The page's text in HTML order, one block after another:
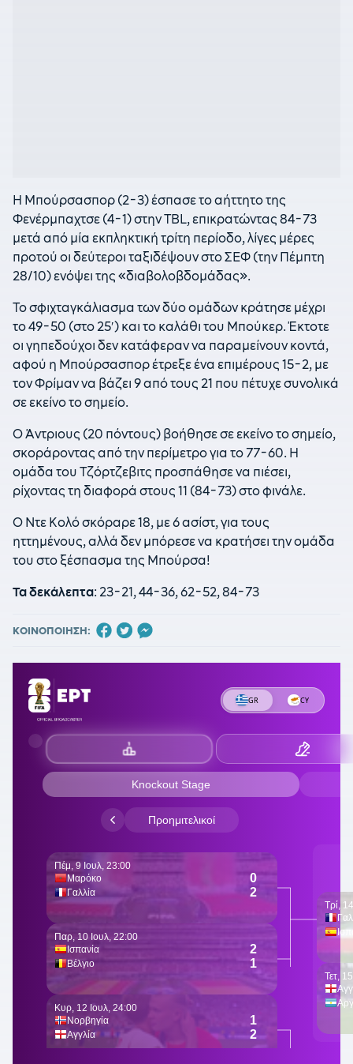
Η Μπούρσασπορ (2-3) έσπασε το αήττητο της
Φενέρμπαχτσε (4-1) στην TBL, επικρατώντας 84-73
μετά από μία εκπληκτική τρίτη περίοδο, λίγες μέρες
προτού οι δεύτεροι ταξιδέψουν στο ΣΕΦ (την Πέμπτη
28/10) ενόψει της «διαβολοβδομάδας».
Το σφιχταγκάλιασμα των δύο ομάδων κράτησε μέχρι
το 49-50 (στο 25′) και το καλάθι του Μπούκερ. Έκτοτε
οι γηπεδούχοι δεν κατάφεραν να παραμείνουν κοντά,
αφού η Μπούρσασπορ έτρεξε ένα επιμέρους 15-2, με
τον Φρίμαν να βάζει 9 από τους 21 που πέτυχε συνολικά
σε εκείνο το σημείο.
Ο Άντριους (20 πόντους) βοήθησε σε εκείνο το σημείο,
σκοράροντας από την περίμετρο για το 77-60. Η
ομάδα του Τζόρτζεβιτς προσπάθησε να πιέσει,
ρίχοντας τη διαφορά στους 11 (84-73) στο φινάλε.
Ο Ντε Κολό σκόραρε 18, με 6 ασίστ, για τους
ηττημένους, αλλά δεν μπόρεσε να κρατήσει την ομάδα
του στο ξέσπασμα της Μπούρσα!
Τα δεκάλεπτα: 23-21, 44-36, 62-52, 84-73
ΚΟΙΝΟΠΟΙΗΣΗ: